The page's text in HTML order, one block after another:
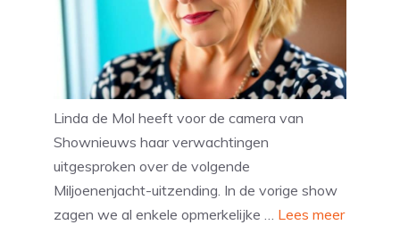
Linda de Mol heeft voor de camera van
Shownieuws haar verwachtingen
uitgesproken over de volgende
Miljoenenjacht-uitzending. In de vorige show
zagen we al enkele opmerkelijke … Lees meer